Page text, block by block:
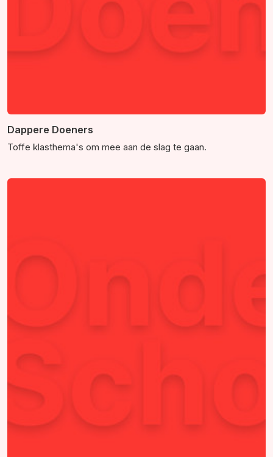
Dappere Doeners
Toffe klasthema's om mee aan de slag te gaan.